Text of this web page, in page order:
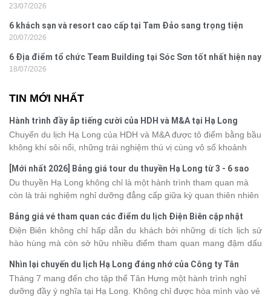
Yên
23/07/2026
6 khách sạn và resort cao cấp tại Tam Đảo sang trọng tiện
nghi
20/07/2026
6 Địa điểm tổ chức Team Building tại Sóc Sơn tốt nhất hiện nay
18/07/2026
TIN MỚI NHẤT
Hành trình đầy ắp tiếng cười của HDH và M&A tại Hạ Long
Chuyến du lịch Hạ Long của HDH và M&A được tô điểm bằng bầu
không khí sôi nổi, những trải nghiệm thú vị cùng vô số khoảnh
phút giây đồng hành bên nhau, tất cả đã tạo nên một chuyến đi
tràn đầy cảm xúc và dấu ấn khó quên.
[Mới nhất 2026] Bảng giá tour du thuyền Hạ Long từ 3 - 6 sao
Du thuyền Hạ Long không chỉ là một hành trình tham quan mà
còn là trải nghiệm nghỉ dưỡng đẳng cấp giữa kỳ quan thiên nhiên
khác nhau, khiến nhiều du khách băn khoăn khi lựa chọn. Bài viết
dưới đây sẽ cập nhật bảng giá tour du thuyền Hạ Long mới nhất
2026 từ 3 - 6 sao, giúp bạn dễ dàng so sánh và tìm được hành
trình phù hợp với nhu cầu cũng như ngân sách.
Bảng giá vé tham quan các điểm du lịch Điện Biên cập nhật
2026
Điện Biên không chỉ hấp dẫn du khách bởi những di tích lịch sử
hào hùng mà còn sở hữu nhiều điểm tham quan mang đậm dấu
phá vùng đất này, việc cập nhật trước giá vé sẽ giúp bạn chủ
động hơn trong lịch trình và chi phí. Cùng Vietsense Travel tham
khảo bảng giá vé tham quan các điểm du lịch Điện Biênmới nhất
Nhìn lại chuyến du lịch Hạ Long đáng nhớ của Công ty Tân
Hưng 2026
Tháng 7 mang đến cho tập thể Tân Hưng một hành trình nghỉ
dưỡng đầy ý nghĩa tại Hạ Long. Không chỉ được hòa mình vào vẻ